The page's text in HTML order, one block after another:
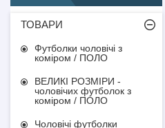
ТОВАРИ
Футболки чоловічі з
коміром / ПОЛО
ВЕЛИКІ РОЗМІРИ -
чоловічих футболок з
коміром / ПОЛО
Чоловічі футболки